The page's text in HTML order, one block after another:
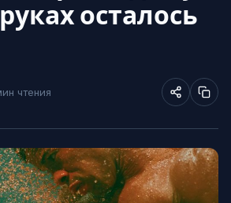
осталось
чтения